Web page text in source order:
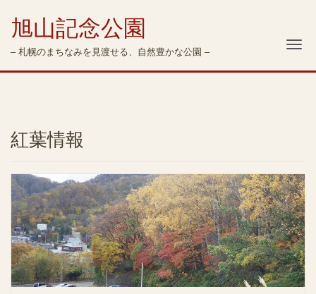
旭山記念公園
– 札幌のまちなみを見渡せる、自然豊かな公園 –
紅葉情報